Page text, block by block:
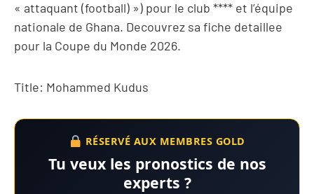
« attaquant (football) ») pour le club **** et l’équipe
nationale de Ghana. Decouvrez sa fiche detaillee
pour la Coupe du Monde 2026.
Title: Mohammed Kudus
RÉSERVÉ AUX MEMBRES GOLD
Tu veux les pronostics de nos
experts ?